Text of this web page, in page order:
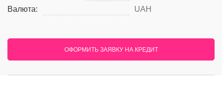
Валюта:
UAH
ОФОРМИТЬ ЗАЯВКУ НА КРЕДИТ